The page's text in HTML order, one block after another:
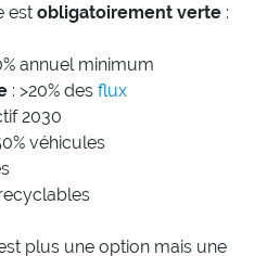
est obligatoirement verte :
annuel minimum
: >20% des flux
2030
véhicules
plus une option mais une